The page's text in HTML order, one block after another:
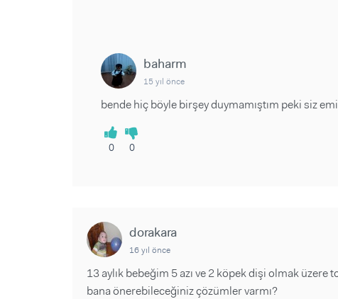
baharm
15 yıl önce
bende hiç böyle birşey duymamıştım peki siz
0 0
dorakara
16 yıl önce
13 aylık bebeğim 5 azı ve 2 köpek dişi olmak üzere
bana önerebileceğiniz çözümler varmı?